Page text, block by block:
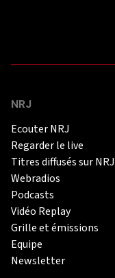
NRJ
Ecouter NRJ
Regarder le live
Titres diffusés sur NRJ
Webradios
Podcasts
Vidéo Replay
Grille et émissions
Equipe
Newsletter